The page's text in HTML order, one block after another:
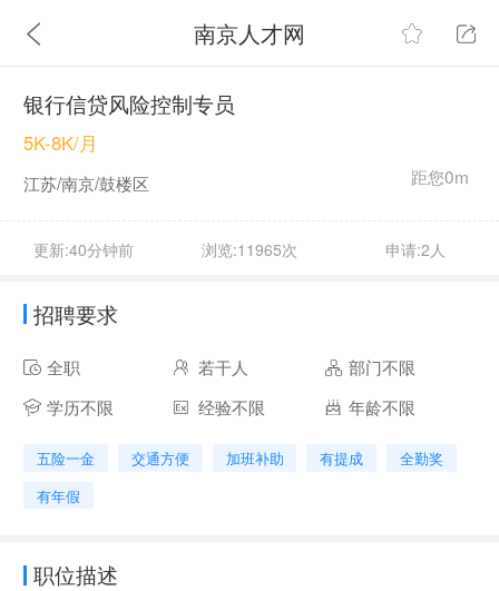
南京人才网
银行信贷风险控制专员
距您0m
5K-8K/月
江苏/南京/鼓楼区
更新:40分钟前 浏览:11965次 申请:2人
招聘要求
全职 若干人
部门不限
学历不限
经验不限 年龄不限
五险一金 交通方便 加班补助 有提成
全勤奖
有年假
职位描述